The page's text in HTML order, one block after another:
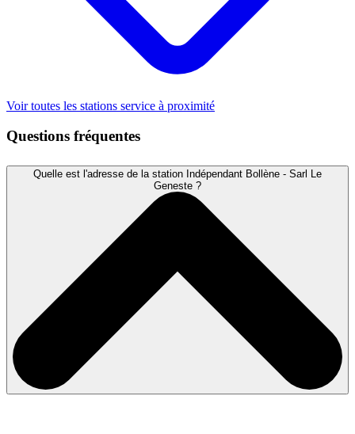
Voir toutes les stations service à proximité
Questions fréquentes
Quelle est l'adresse de la station Indépendant Bollène - Sarl Le
Geneste ?